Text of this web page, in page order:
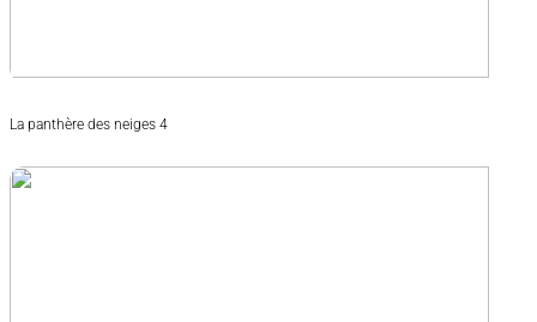
La panthère des neiges 4